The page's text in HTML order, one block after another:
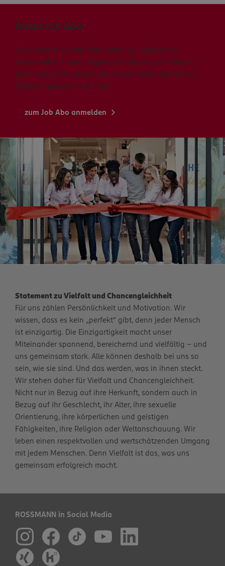
Unser Job Abo
Sie wollen direkt erfahren, wenn wir neue Stellen
ausschreiben? Dann registrieren Sie sich schnell und
unkompliziert für unser Job Abo und erhalten Sie alle
Stellenangebote via E-Mail.
zum Job Abo anmelden
Statement zu Vielfalt und Chancengleichheit
Für uns zählen Persönlichkeit und Motivation. Wir
wissen, dass es kein „perfekt“ gibt, denn jeder Mensch
ist einzigartig. Die Einzigartigkeit macht unser
Miteinander spannend, bereichernd und vielfältig – und
uns gemeinsam stark. Alle können deshalb bei uns so
sein, wie sie sind. Und das werden, was in ihnen steckt.
Wir stehen daher für Vielfalt und Chancengleichheit.
Nicht nur in Bezug auf ihre Herkunft, sondern auch in
Bezug auf ihr Geschlecht, ihr Alter, ihre sexuelle
Orientierung, ihre körperlichen und geistigen
Fähigkeiten, ihre Religion oder Weltanschauung. Wir
leben einen respektvollen und wertschätzenden Umgang
mit jedem Menschen. Denn Vielfalt ist das, was uns
gemeinsam erfolgreich macht.
ROSSMANN in Social Media